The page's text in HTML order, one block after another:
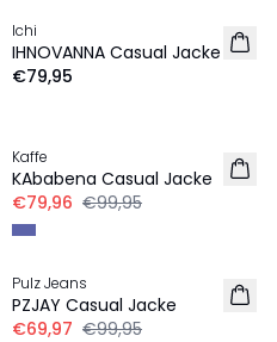
NEU
Ichi
IHNOVANNA Casual Jacke
€79,95
Kaffe
KAbabena Casual Jacke
€79,96 €99,95
-30%
Pulz Jeans
PZJAY Casual Jacke
€69,97 €99,95